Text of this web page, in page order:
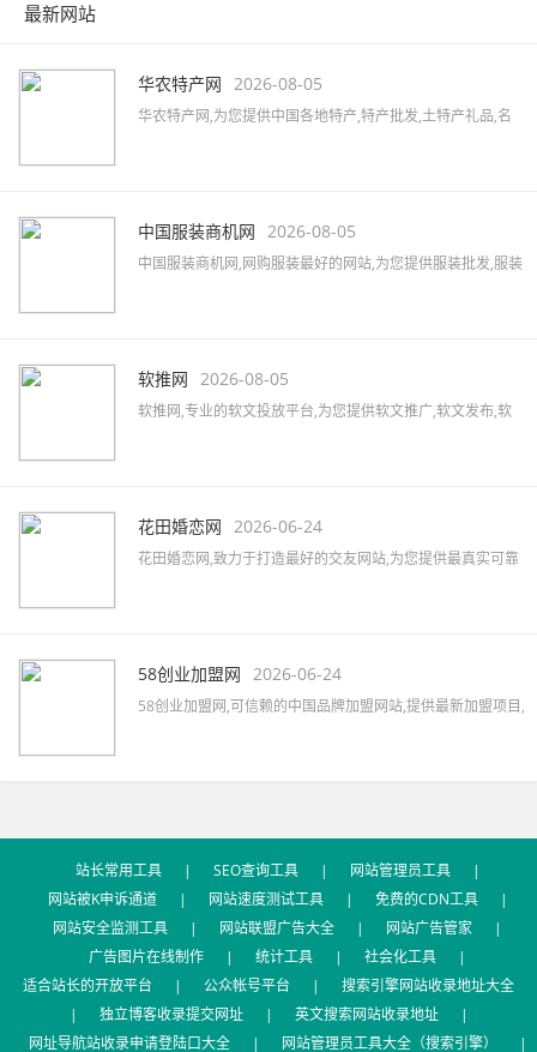
最新网站
华农特产网 2026-08-05
华农特产网,为您提供中国各地特产,特产批发,土特产礼品,名
艺品等,致力打造国内最大土特产线上交易市场!
中国服装商机网 2026-08-05
中国服装商机网,网购服装最好的网站,为您提供服装批发,服装
新的服装行业资讯,服装搭配及服装展会信息。
软推网 2026-08-05
软推网,专业的软文投放平台,为您提供软文推广,软文发布,软
资源,助力企业快速提升品牌知名度。
花田婚恋网 2026-06-24
花田婚恋网,致力于打造最好的交友网站,为您提供最真实可靠
58创业加盟网 2026-06-24
58创业加盟网,可信赖的中国品牌加盟网站,提供最新加盟项目,
站长常用工具 | SEO查询工具 | 网站管理员工具
|
网站被K申诉通道
| 网站速度测试工具 | 免费的CDN工具
|
网站安全监测工具
| 网站联盟广告大全 | 网站广告管家
|
广告图片在线制作
| 统计工具 | 社会化工具
|
适合站长的开放平台
| 公众帐号平台 |
搜索引擎网站收录地址大全
|
独立博客收录提交网址 | 英文搜索网站收录地址
|
网址导航站收录申请登陆口大全
| 网站管理员工具大全（搜索引擎） |